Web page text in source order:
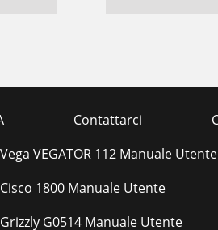
Contattarci
Vega VEGATOR 112 Manuale Utente
Cisco 1800 Manuale Utente
Grizzly G0514 Manuale Utente